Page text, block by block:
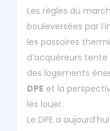
Les règles du
bouleversées par
les passoires
d’acquéreurs
des logements
DPE et la
les louer.
Le DPE a